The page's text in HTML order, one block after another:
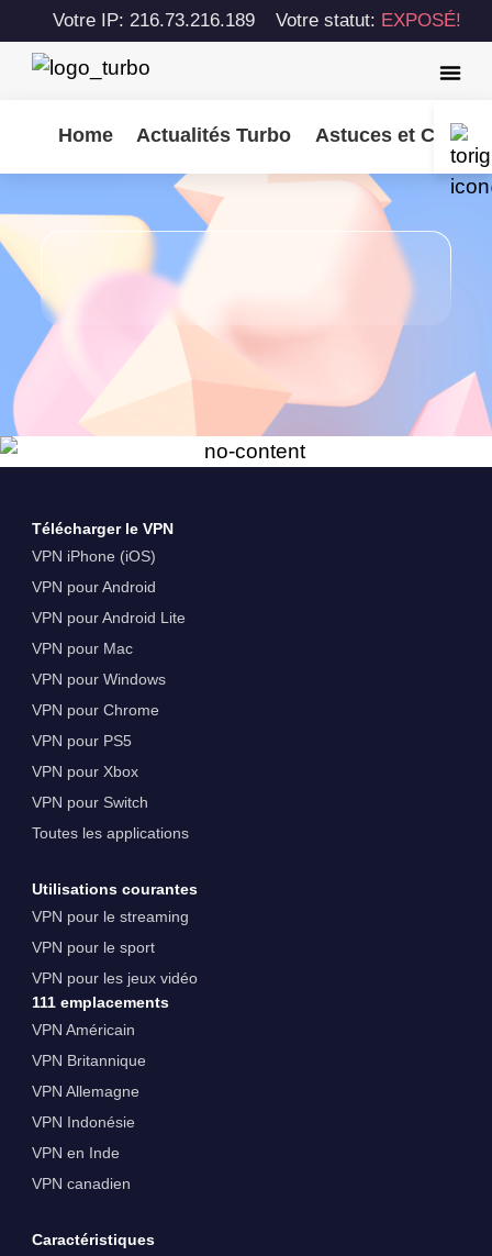
Votre IP: 216.73.216.189 Votre statut: EXPOSÉ!
Home Actualités Turbo Astuces et
Télécharger le VPN
VPN iPhone (iOS)
VPN pour Android
VPN pour Android Lite
VPN pour Mac
VPN pour Windows
VPN pour Chrome
VPN pour PS5
VPN pour Xbox
VPN pour Switch
Toutes les applications
Utilisations courantes
VPN pour le streaming
VPN pour le sport
VPN pour les jeux vidéo
111 emplacements
VPN Américain
VPN Britannique
VPN Allemagne
VPN Indonésie
VPN en Inde
VPN canadien
Caractéristiques